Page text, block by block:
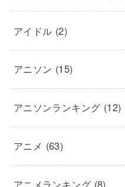
アイドル (2)
アニソン (15)
アニソンランキング (12)
アニメ (63)
アニメランキング (8)